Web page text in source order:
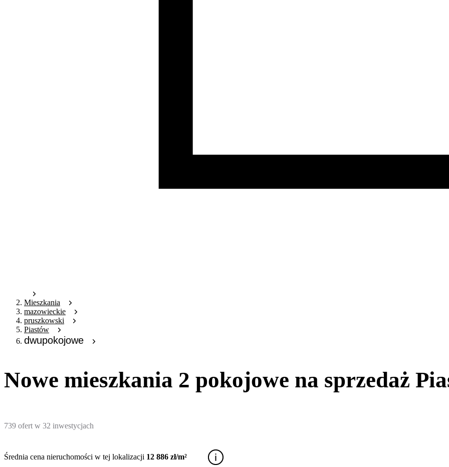
Mieszkania
mazowieckie
pruszkowski
Piastów
dwupokojowe
Nowe mieszkania 2 pokojowe na sprzedaż
739 ofert w 32 inwestycjach
Średnia cena nieruchomości w tej lokalizacji 12 886 zł/m²